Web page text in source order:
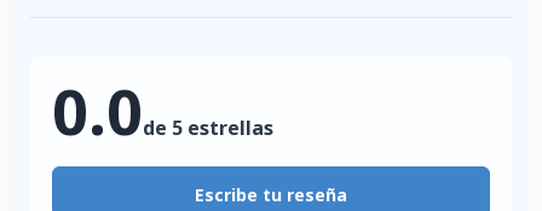
0.0de 5 estrellas
Escribe tu reseña